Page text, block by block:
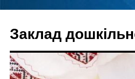
вмісту
Заклад